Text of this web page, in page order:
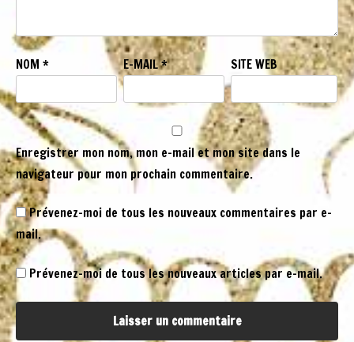
NOM * E-MAIL* SITE WEB
Enregistrer mon nom, mon e-mail et mon site dans le
navigateur pour mon prochain commentaire.
Prévenez-moi de tous les nouveaux commentaires par e-
mail.
Prévenez-moi de tous les nouveaux articles par e-mail.